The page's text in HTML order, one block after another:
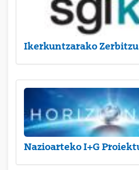
Ikerkuntzarako
Nazioarteko I+G